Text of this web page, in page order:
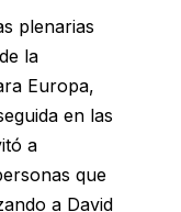
plenarias
la
Europa,
en las
a
que
a David